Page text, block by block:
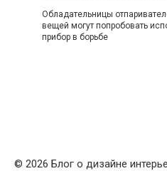
Обладательницы
вещей могут попробовать
прибор в борьбе
© 2026 Блог о дизайне